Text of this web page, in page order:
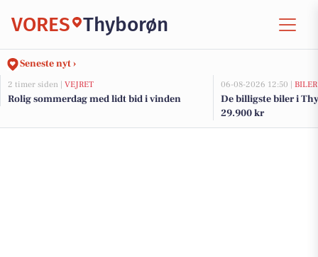
VORES Thyborøn
Seneste nyt ›
2 timer siden | VEJRET
Rolig sommerdag med lidt bid i vinden
06-08-2026 12:50 | BILER
De billigste biler i
29.900 kr